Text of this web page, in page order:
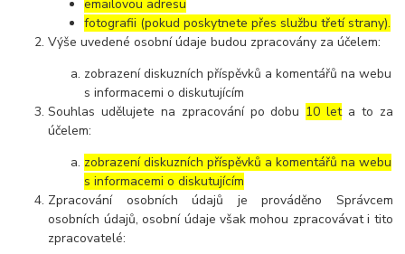
emailovou adresu
fotografii (pokud poskytnete přes službu třetí strany).
Výše uvedené osobní údaje budou zpracovány za účelem:
zobrazení diskuzních příspěvků a komentářů na webu
s informacemi o diskutujícím
Souhlas udělujete na zpracování po dobu 10 leta to za
účelem:
zobrazení diskuzních příspěvků a komentářů na webu
s informacemi o diskutujícím
Zpracování osobních údajů je prováděno Správcem
osobních údajů, osobní údaje však mohou zpracovávat i tito
zpracovatelé: